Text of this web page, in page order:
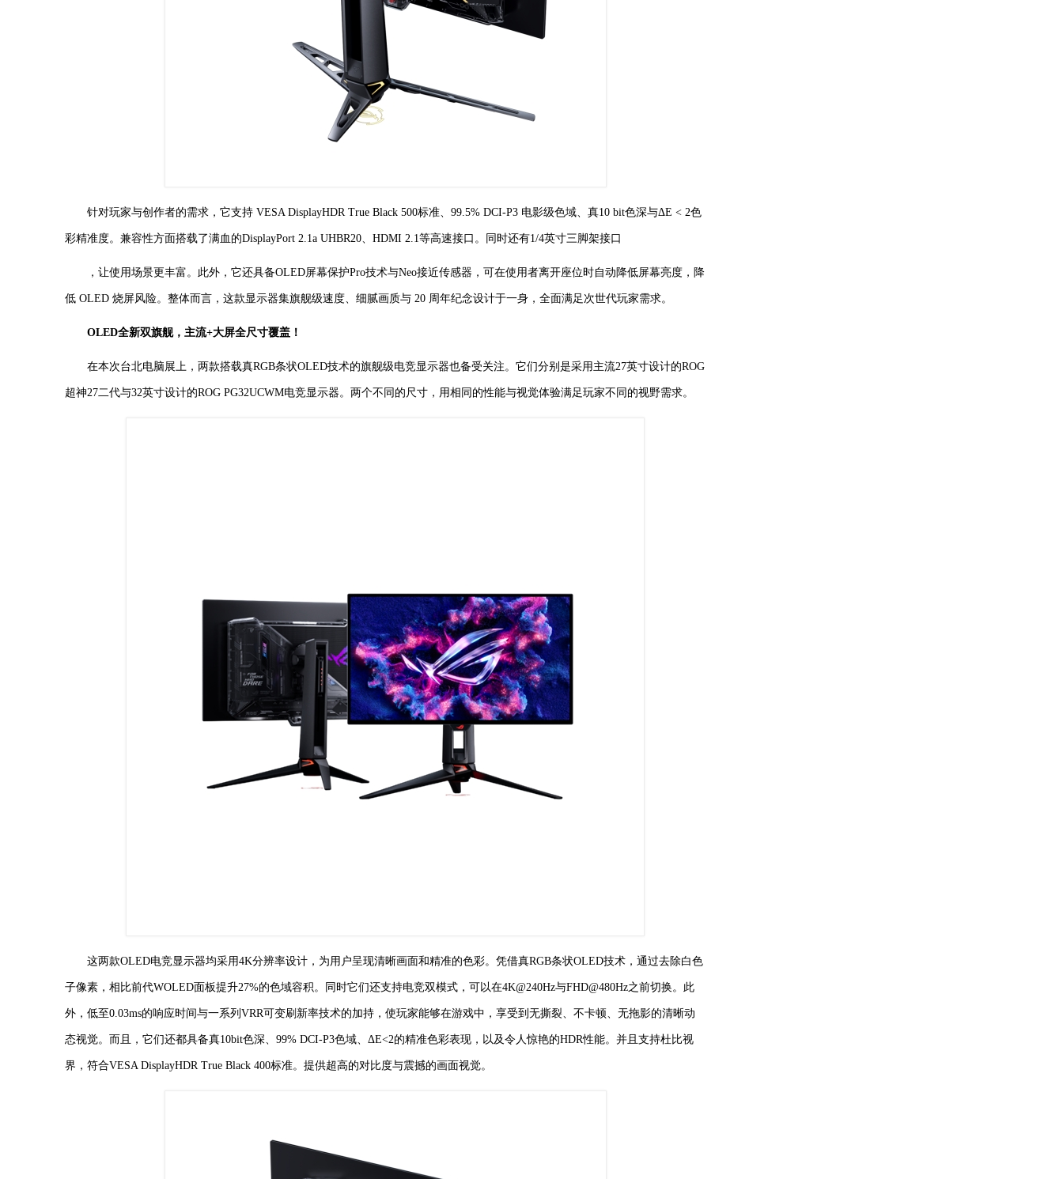
针对玩家与创作者的需求，它支持 VESA DisplayHDR True Black 500标准、99.5% DCI-P3 电影级色域、真10 bit色深与ΔE < 2色
彩精准度。兼容性方面搭载了满血的DisplayPort 2.1a UHBR20、HDMI 2.1等高速接口。同时还有1/4英寸三脚架接口
，让使用场景更丰富。此外，它还具备OLED屏幕保护Pro技术与Neo接近传感器，可在使用者离开座位时自动降低屏幕亮度，降
低 OLED 烧屏风险。整体而言，这款显示器集旗舰级速度、细腻画质与 20 周年纪念设计于一身，全面满足次世代玩家需求。
OLED全新双旗舰，主流+大屏全尺寸覆盖！
在本次台北电脑展上，两款搭载真RGB条状OLED技术的旗舰级电竞显示器也备受关注。它们分别是采用主流27英寸设计的ROG
超神27二代与32英寸设计的ROG PG32UCWM电竞显示器。两个不同的尺寸，用相同的性能与视觉体验满足玩家不同的视野需求。
这两款OLED电竞显示器均采用4K分辨率设计，为用户呈现清晰画面和精准的色彩。凭借真RGB条状OLED技术，通过去除白色
子像素，相比前代WOLED面板提升27%的色域容积。同时它们还支持电竞双模式，可以在4K@240Hz与FHD@480Hz之前切换。此
外，低至0.03ms的响应时间与一系列VRR可变刷新率技术的加持，使玩家能够在游戏中，享受到无撕裂、不卡顿、无拖影的清晰动
态视觉。而且，它们还都具备真10bit色深、99% DCI-P3色域、ΔE<2的精准色彩表现，以及令人惊艳的HDR性能。并且支持杜比视
界，符合VESA DisplayHDR True Black 400标准。提供超高的对比度与震撼的画面视觉。